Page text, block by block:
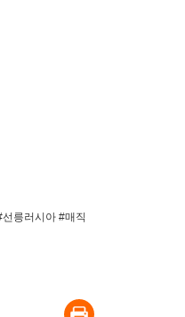
릉러시아 #매직